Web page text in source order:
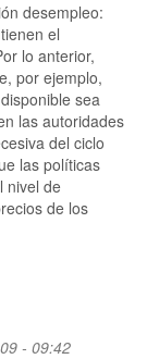
desempleo:
el
lo anterior,
por ejemplo,
sea
las autoridades
del ciclo
las políticas
nivel de
de los
- 09:42